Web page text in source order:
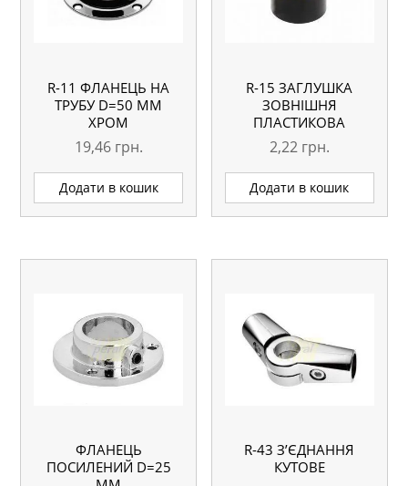
R-11 ФЛАНЕЦЬ НА
ТРУБУ D=50 ММ
ХРОМ
19,46 грн.
Додати в кошик
R-15 ЗАГЛУШКА
ЗОВНІШНЯ
ПЛАСТИКОВА
2,22 грн.
Додати в кошик
ФЛАНЕЦЬ
ПОСИЛЕНИЙ D=25
R-43 З’ЄДНАННЯ
КУТОВЕ